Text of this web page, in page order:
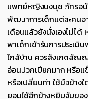
แพทย์หญิงนงนุช ภัทรอนั
พัฒนาการเด็กแต่ละคนอ
เดือนแล้วยังนั่งเองไม่ได้
พาเด็กเข้ารับการประเ
ใกล้บ้าน ควรสังเกตสัญญ
อ่อนปวกเปียกมาก หรือ
หรือเปลี่ยนท่า ใช้มือข้าง
ยอมใช้อีกข้างหยิบจับขอ